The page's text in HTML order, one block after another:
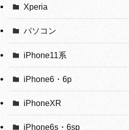
Xperia
パソコン
iPhone11系
iPhone6・6p
iPhoneXR
iPhone6s・6sp